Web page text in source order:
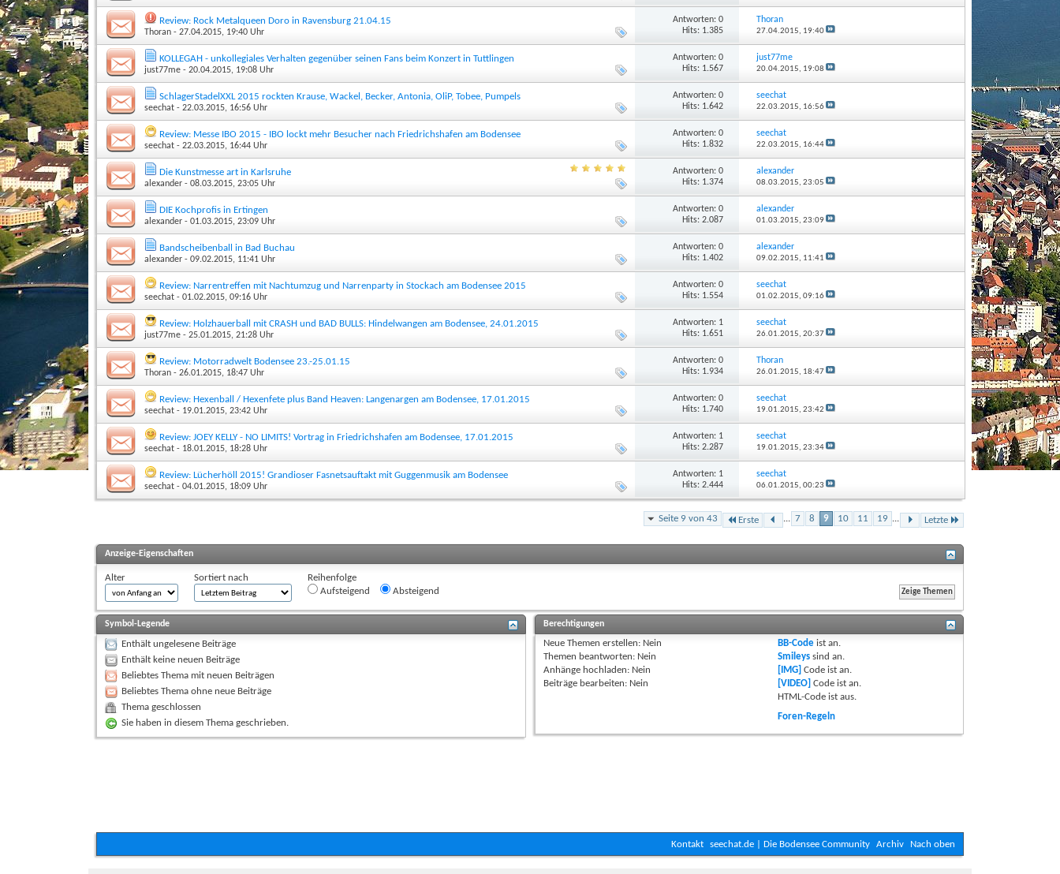
Review: Rock Metalqueen Doro in Ravensburg 21.04.15
Thoran - 27.04.2015, 19:40 Uhr
Antworten: 0
Hits: 1.385
Thoran
27.04.2015, 19:40
KOLLEGAH - unkollegiales Verhalten gegenüber seinen Fans beim Konzert in Tuttlingen
just77me - 20.04.2015, 19:08 Uhr
Antworten: 0
Hits: 1.567
just77me
20.04.2015, 19:08
SchlagerStadelXXL 2015 rockten Krause, Wackel, Becker, Antonia, OliP, Tobee, Pumpels
seechat - 22.03.2015, 16:56 Uhr
Antworten: 0
Hits: 1.642
seechat
22.03.2015, 16:56
Review: Messe IBO 2015 - IBO lockt mehr Besucher nach Friedrichshafen am Bodensee
seechat - 22.03.2015, 16:44 Uhr
Antworten: 0
Hits: 1.832
seechat
22.03.2015, 16:44
Die Kunstmesse art in Karlsruhe
alexander - 08.03.2015, 23:05 Uhr
Antworten: 0
Hits: 1.374
alexander
08.03.2015, 23:05
DIE Kochprofis in Ertingen
alexander - 01.03.2015, 23:09 Uhr
Antworten: 0
Hits: 2.087
alexander
01.03.2015, 23:09
Bandscheibenball in Bad Buchau
alexander - 09.02.2015, 11:41 Uhr
Antworten: 0
Hits: 1.402
alexander
09.02.2015, 11:41
Review: Narrentreffen mit Nachtumzug und Narrenparty in Stockach am Bodensee 2015
seechat - 01.02.2015, 09:16 Uhr
Antworten: 0
Hits: 1.554
seechat
01.02.2015, 09:16
Review: Holzhauerball mit CRASH und BAD BULLS: Hindelwangen am Bodensee, 24.01.2015
just77me - 25.01.2015, 21:28 Uhr
Antworten: 1
Hits: 1.651
seechat
26.01.2015, 20:37
Review: Motorradwelt Bodensee 23.-25.01.15
Thoran - 26.01.2015, 18:47 Uhr
Antworten: 0
Hits: 1.934
Thoran
26.01.2015, 18:47
Review: Hexenball / Hexenfete plus Band Heaven: Langenargen am Bodensee, 17.01.2015
seechat - 19.01.2015, 23:42 Uhr
Antworten: 0
Hits: 1.740
seechat
19.01.2015, 23:42
Review: JOEY KELLY - NO LIMITS! Vortrag in Friedrichshafen am Bodensee, 17.01.2015
seechat - 18.01.2015, 18:28 Uhr
Antworten: 1
Hits: 2.287
seechat
19.01.2015, 23:34
Review: Lücherhöll 2015! Grandioser Fasnetsauftakt mit Guggenmusik am Bodensee
seechat - 04.01.2015, 18:09 Uhr
Antworten: 1
Hits: 2.444
seechat
06.01.2015, 00:23
Seite 9 von 43 Erste ... 7 8 9 10 11 19 ... Letzte
Anzeige-Eigenschaften
Alter Sortiert nach
Reihenfolge
Aufsteigend
Absteigend
Symbol-Legende
Enthält ungelesene Beiträge
Enthält keine neuen Beiträge
Beliebtes Thema mit neuen Beiträgen
Beliebtes Thema ohne neue Beiträge
Thema geschlossen
Sie haben in diesem Thema geschrieben.
Berechtigungen
Neue Themen erstellen: Nein
Themen beantworten: Nein
Anhänge hochladen: Nein
Beiträge bearbeiten: Nein
BB-Code istan.
Smileys sindan.
[IMG] Code istan.
[VIDEO] Code istan.
HTML-Code istaus.
Foren-Regeln
Kontakt seechat.de | Die Bodensee Community Archiv Nach oben